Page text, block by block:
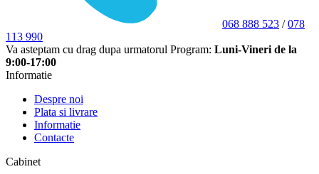
068 888 523 /078
113 990
Va asteptam cu drag dupa urmatorul Program: Luni-Vineri de la
9:00-17:00
Informatie
Despre noi
Plata si livrare
Informatie
Contacte
Cabinet